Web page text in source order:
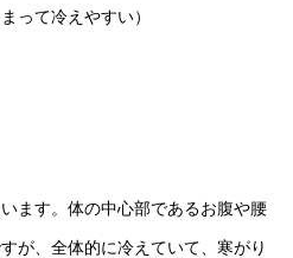
って冷えやすい）
ます。体の中心部であるお腹や腰
が、全体的に冷えていて、寒がり